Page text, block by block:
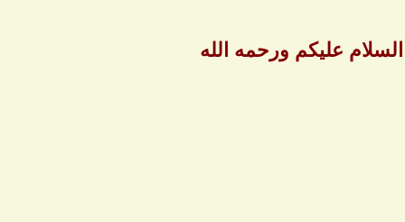
عليكم ورحمه الله